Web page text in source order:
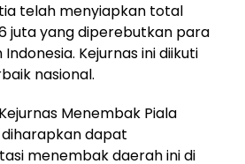
telah menyiapkan total
juta yang diperebutkan para
Kejurnas ini diikuti
nasional.
Menembak Piala
dapat
menembak daerah ini di